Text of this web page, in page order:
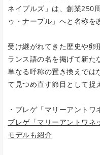
ネイプルズ」は、創業250
ゥ・ナープル」へと名称を
受け継がれてきた歴史や卵
ランス語の名を掲げて新た
単なる呼称の置き換えでは
て見つめ直す節目として捉
・ブレゲ「マリーアント
ブレゲ「マリーアントワ
モデルも紹介